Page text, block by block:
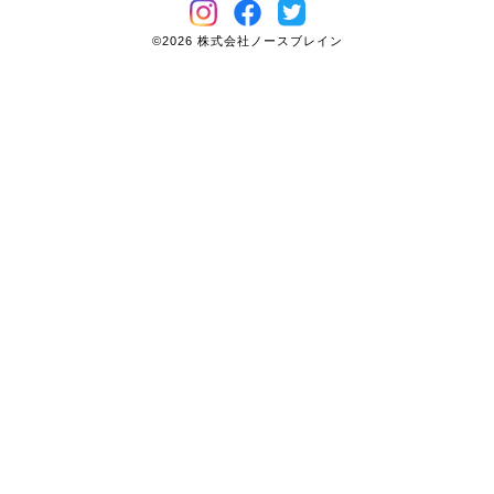
©2026 株式会社ノースブレイン